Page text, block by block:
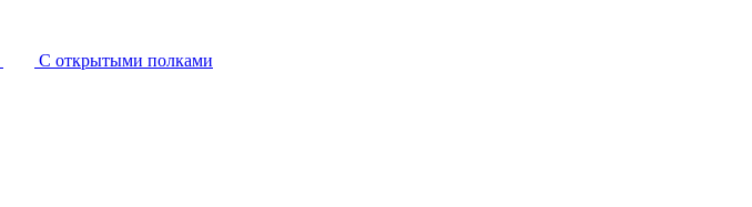
С открытыми полками